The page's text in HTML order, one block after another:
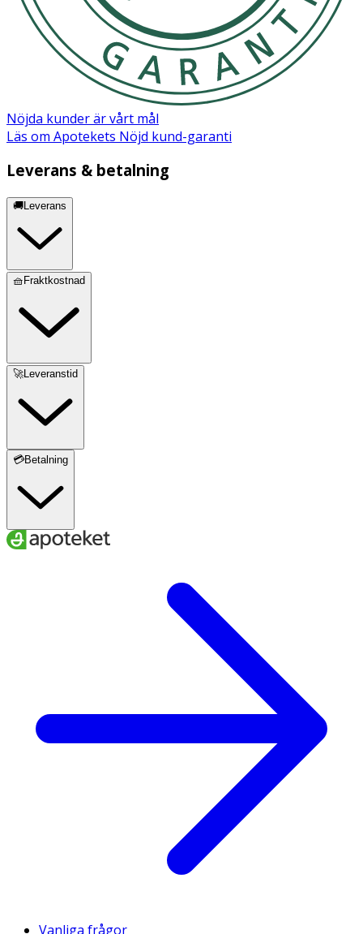
Nöjda kunder är vårt mål
Läs om Apotekets Nöjd kund-garanti
Leverans & betalning
🚚Leverans
🧺Fraktkostnad
🚀Leveranstid
💳Betalning
Vanliga frågor